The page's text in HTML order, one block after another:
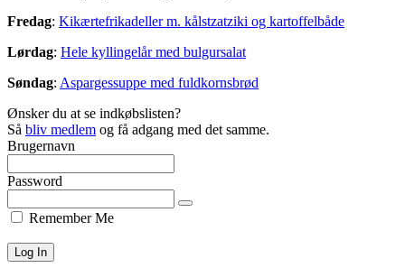
Fredag: Kikærtefrikadeller m. kålstzatziki og kartoffelbåde
Lørdag: Hele kyllingelår med bulgursalat
Søndag: Aspargessuppe med fuldkornsbrød
Ønsker du at se indkøbslisten?
Så bliv medlem og få adgang med det samme.
Brugernavn
Password
Remember Me